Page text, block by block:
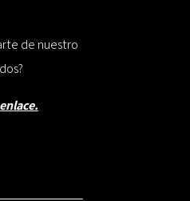
de nuestro